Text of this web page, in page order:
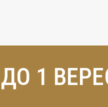
ДО 1